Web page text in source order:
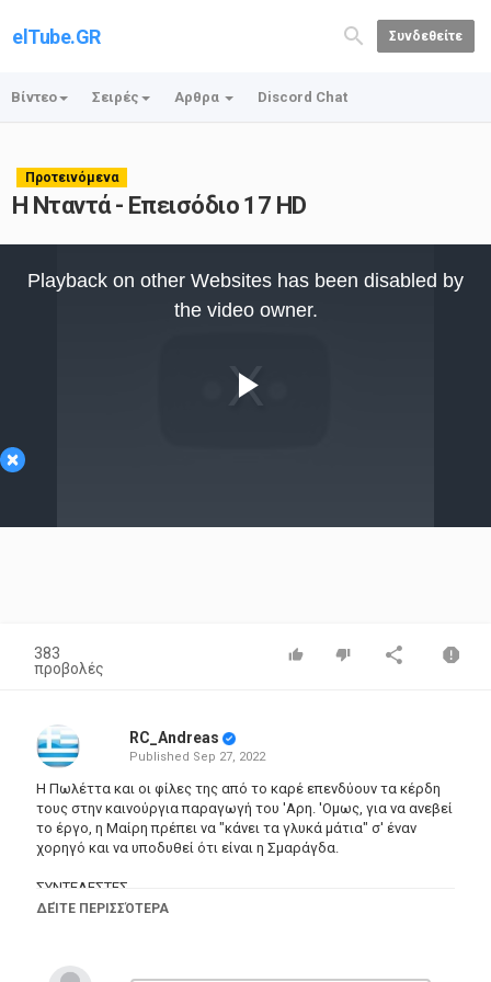
elTube.GR Συνδεθείτε
Βίντεο Σειρές Αρθρα Discord Chat
Προτεινόμενα
Η Νταντά - Επεισόδιο 17 HD
×
Video
Playback on other Websites has been disabled by
the video owner.
383
προβολές
RC_Andreas
Published Sep 27, 2022
Η Πωλέττα και οι φίλες της από το καρέ επενδύουν τα κέρδη
τους στην καινούργια παραγωγή του 'Αρη. 'Ομως, για να ανεβεί
το έργο, η Μαίρη πρέπει να "κάνει τα γλυκά μάτια" σ' έναν
χορηγό και να υποδυθεί ότι είναι η Σμαράγδα.
ΣΥΝΤΕΛΕΣΤΕΣ
Πρωταγωνιστούν: Μαρία Λεκάκη (Μαίρη Παπαδάκη), Κώστας
ΔΕΊΤΕ ΠΕΡΙΣΣΌΤΕΡΑ